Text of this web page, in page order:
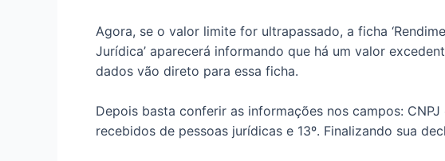
Agora, se o valor limite for ultrapassado, a ficha
Jurídica’ aparecerá informando que há um valor
dados vão direto para essa ficha.
Depois basta conferir as informações nos campos:
recebidos de pessoas jurídicas e 13º. Finalizando sua